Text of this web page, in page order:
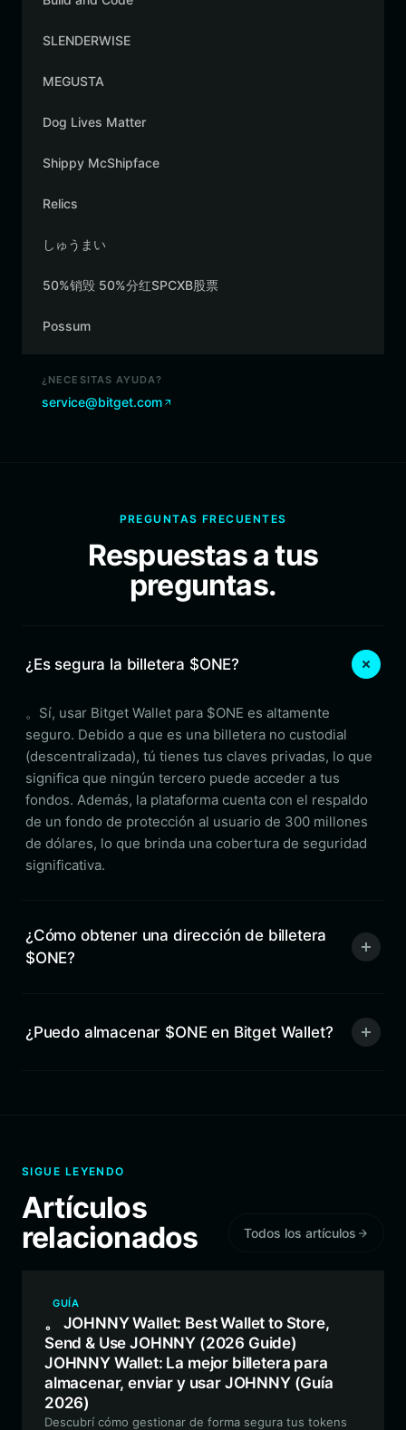
SLENDERWISE
MEGUSTA
Dog Lives Matter
Shippy McShipface
Relics
しゅうまい
50%销毁 50%分红SPCXB股票
Possum
¿NECESITAS AYUDA?
service@bitget.com
PREGUNTAS FRECUENTES
Respuestas a tus
preguntas.
¿Es segura la billetera $ONE?
。Sí, usar Bitget Wallet para $ONE es altamente
seguro. Debido a que es una billetera no custodial
(descentralizada), tú tienes tus claves privadas, lo que
significa que ningún tercero puede acceder a tus
fondos. Además, la plataforma cuenta con el respaldo
de un fondo de protección al usuario de 300 millones
de dólares, lo que brinda una cobertura de seguridad
significativa.
¿Cómo obtener una dirección de billetera
$ONE?
¿Puedo almacenar $ONE en Bitget Wallet?
SIGUE LEYENDO
Artículos
relacionados
Todos los artículos
GUÍA
。 JOHNNY Wallet: Best Wallet to Store,
Send & Use JOHNNY (2026 Guide)
JOHNNY Wallet: La mejor billetera para
almacenar, enviar y usar JOHNNY (Guía
2026)
Descubrí cómo gestionar de forma segura tus tokens